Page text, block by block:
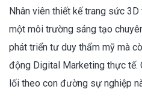
Nhân viên thiết kế trang sức
một môi trường sáng tạo
phát triển tư duy thẩm mỹ mà
động Digital Marketing thực tế.
lối theo con đường sự nghiệp